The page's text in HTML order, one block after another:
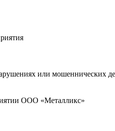
или мошеннических
ООО «Металликс»